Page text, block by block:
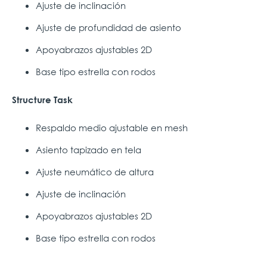
Ajuste de inclinación
Ajuste de profundidad de asiento
Apoyabrazos ajustables 2D
Base tipo estrella con rodos
Structure Task
Respaldo medio ajustable en mesh
Asiento tapizado en tela
Ajuste neumático de altura
Ajuste de inclinación
Apoyabrazos ajustables 2D
Base tipo estrella con rodos